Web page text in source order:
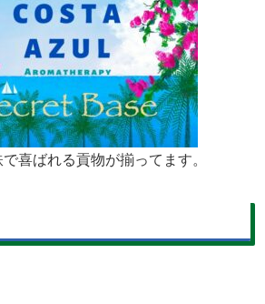
喜ばれる貢物が揃ってます。